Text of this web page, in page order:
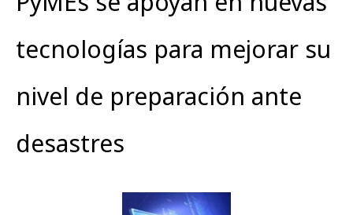
tecnologías para mejorar su
nivel de preparación ante
desastres